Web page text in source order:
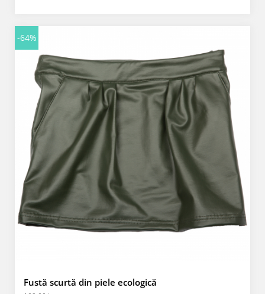
-64%
Fustă scurtă din piele ecologică